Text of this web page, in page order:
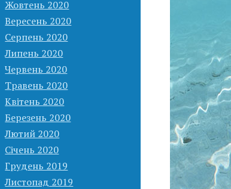
Жовтень 2020
Вересень 2020
Серпень 2020
Липень 2020
Червень 2020
Травень 2020
Квітень 2020
Березень 2020
Лютий 2020
Січень 2020
Грудень 2019
Листопад 2019